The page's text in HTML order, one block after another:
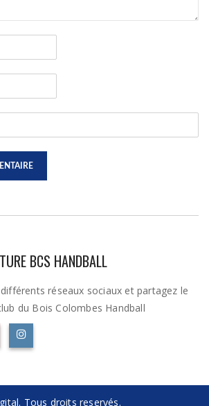
BCS HANDBALL
réseaux sociaux et partagez le
du Bois Colombes Handball
Tous droits reservés.